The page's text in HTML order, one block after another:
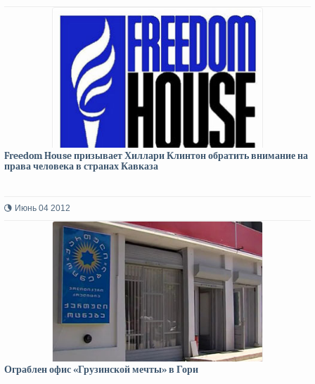
Freedom House призывает Хиллари Клинтон обратить внимание на
права человека в странах Кавказа
Июнь 04 2012
Ограблен офис «Грузинской мечты» в Гори